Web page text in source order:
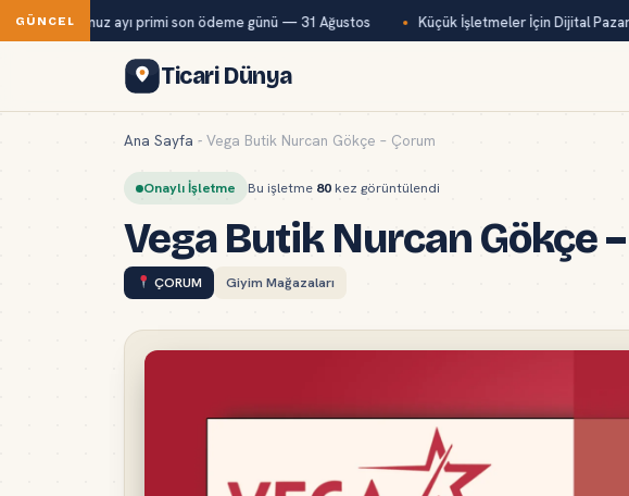
GÜNCEL
Kur temmuz ayı primi son ödeme günü — 31 Ağustos Küçük İşletmeler İçin Dijital
Ticari Dünya
Ana Sayfa - Vega Butik Nurcan Gökçe – Çorum
Onaylı İşletme Bu işletme 80 kez görüntülendi
Vega Butik Nurcan Gökçe
ÇORUM Giyim Mağazaları